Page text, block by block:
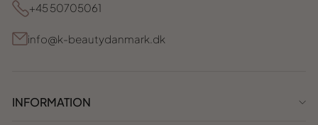
+45 50705061
info@k-beautydanmark.dk
INFORMATION